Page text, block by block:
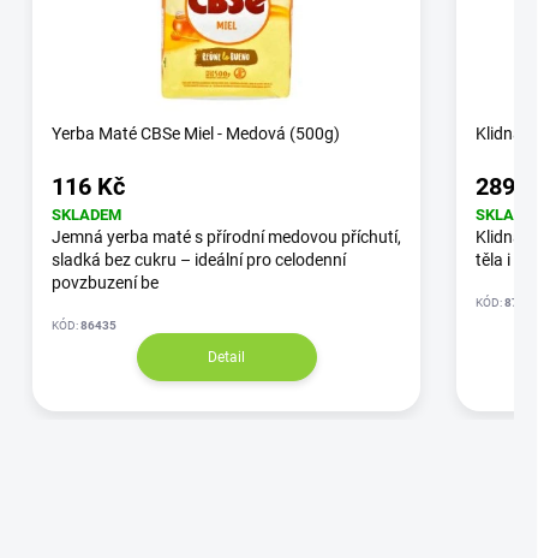
Yerba Maté CBSe Miel - Medová (500g)
116 Kč
SKLADEM
Jemná yerba maté s přírodní medovou příchutí,
sladká bez cukru – ideální pro celodenní
povzbuzení be
KÓD:86435
Detail
Klidná
289
Klidná
těla i
KÓD:87/